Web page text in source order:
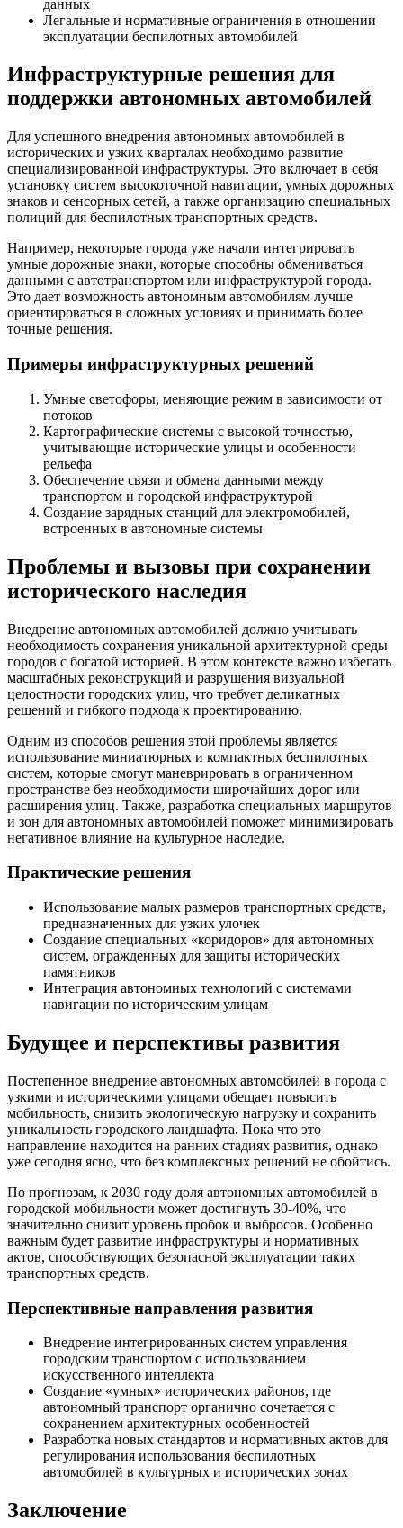
данных
Легальные и нормативные ограничения в отношении
эксплуатации беспилотных автомобилей
Инфраструктурные решения для
поддержки автономных автомобилей
Для успешного внедрения автономных автомобилей в
исторических и узких кварталах необходимо развитие
специализированной инфраструктуры. Это включает в себя
установку систем высокоточной навигации, умных дорожных
знаков и сенсорных сетей, а также организацию специальных
полиций для беспилотных транспортных средств.
Например, некоторые города уже начали интегрировать
умные дорожные знаки, которые способны обмениваться
данными с автотранспортом или инфраструктурой города.
Это дает возможность автономным автомобилям лучше
ориентироваться в сложных условиях и принимать более
точные решения.
Примеры инфраструктурных решений
Умные светофоры, меняющие режим в зависимости от
потоков
Картографические системы с высокой точностью,
учитывающие исторические улицы и особенности
рельефа
Обеспечение связи и обмена данными между
транспортом и городской инфраструктурой
Создание зарядных станций для электромобилей,
встроенных в автономные системы
Проблемы и вызовы при сохранении
исторического наследия
Внедрение автономных автомобилей должно учитывать
необходимость сохранения уникальной архитектурной среды
городов с богатой историей. В этом контексте важно избегать
масштабных реконструкций и разрушения визуальной
целостности городских улиц, что требует деликатных
решений и гибкого подхода к проектированию.
Одним из способов решения этой проблемы является
использование миниатюрных и компактных беспилотных
систем, которые смогут маневрировать в ограниченном
пространстве без необходимости широчайших дорог или
расширения улиц. Также, разработка специальных маршрутов
и зон для автономных автомобилей поможет минимизировать
негативное влияние на культурное наследие.
Практические решения
Использование малых размеров транспортных средств,
предназначенных для узких улочек
Создание специальных «коридоров» для автономных
систем, огражденных для защиты исторических
памятников
Интеграция автономных технологий с системами
навигации по историческим улицам
Будущее и перспективы развития
Постепенное внедрение автономных автомобилей в города с
узкими и историческими улицами обещает повысить
мобильность, снизить экологическую нагрузку и сохранить
уникальность городского ландшафта. Пока что это
направление находится на ранних стадиях развития, однако
уже сегодня ясно, что без комплексных решений не обойтись.
По прогнозам, к 2030 году доля автономных автомобилей в
городской мобильности может достигнуть 30-40%, что
значительно снизит уровень пробок и выбросов. Особенно
важным будет развитие инфраструктуры и нормативных
актов, способствующих безопасной эксплуатации таких
транспортных средств.
Перспективные направления развития
Внедрение интегрированных систем управления
городским транспортом с использованием
искусственного интеллекта
Создание «умных» исторических районов, где
автономный транспорт органично сочетается с
сохранением архитектурных особенностей
Разработка новых стандартов и нормативных актов для
регулирования использования беспилотных
автомобилей в культурных и исторических зонах
Заключение